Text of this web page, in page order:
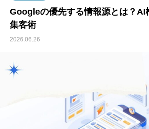
Googleの優先する情報源とは？AI
集客術
2026.06.26